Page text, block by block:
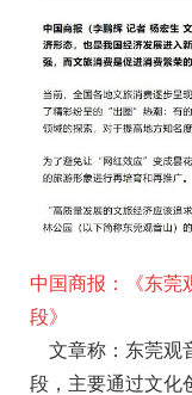
中国商报：《东莞
段》
文章称：东莞观
段，主要通过文化